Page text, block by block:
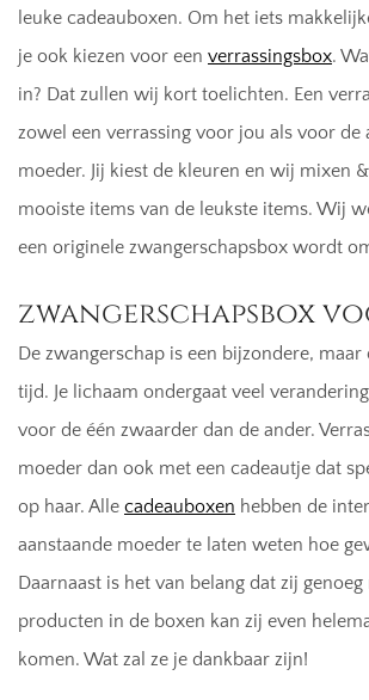
leuke cadeauboxen. Om het iets
je ook kiezen voor een verrassingsbox.
in? Dat zullen wij kort toelichten. Een
zowel een verrassing voor jou als voor de
moeder. Jij kiest de kleuren en wij mixen
mooiste items van de leukste items. Wij
een originele zwangerschapsbox wordt
zwangerschapsbox
De zwangerschap is een bijzondere,
tijd. Je lichaam ondergaat veel
voor de één zwaarder dan de ander.
moeder dan ook met een cadeautje dat
op haar. Alle cadeauboxen hebben de
aanstaande moeder te laten weten hoe
Daarnaast is het van belang dat zij
producten in de boxen kan zij even
komen. Wat zal ze je dankbaar zijn!